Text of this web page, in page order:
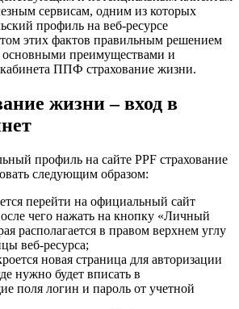
сервисам, одним из которых
профиль на веб-ресурсе
этих фактов правильным решением
основными преимуществами и
ППФ страхование жизни.
жизни – вход в
профиль на сайте PPF страхование
следующим образом:
перейти на официальный сайт
чего нажать на кнопку «Личный
располагается в правом верхнем углу
веб-ресурса;
новая страница для авторизации
нужно будет вписать в
поля логин и пароль от учетной